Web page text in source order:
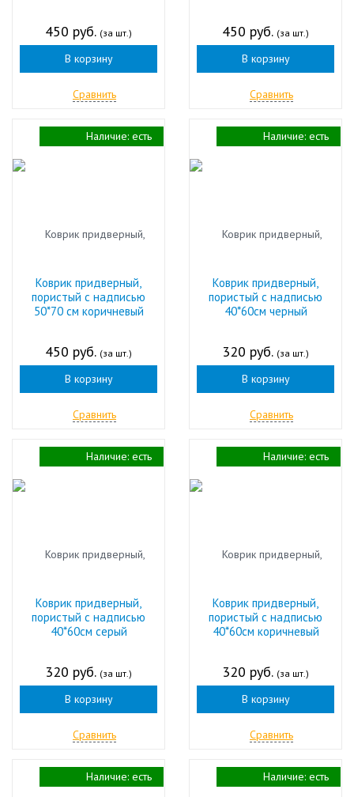
450 руб. (за шт.)
В корзину
Сравнить
450 руб. (за шт.)
В корзину
Сравнить
Коврик придверный,
пористый с надписью
50*70 см коричневый
450 руб. (за шт.)
В корзину
Сравнить
Наличие: есть
Коврик придверный,
пористый с надписью
40*60см черный
320 руб. (за шт.)
В корзину
Сравнить
Наличие: есть
Коврик придверный,
пористый с надписью
40*60см серый
320 руб. (за шт.)
В корзину
Сравнить
Наличие: есть
Коврик придверный,
пористый с надписью
40*60см коричневый
320 руб. (за шт.)
В корзину
Сравнить
Наличие: есть
Наличие: есть Наличие: есть